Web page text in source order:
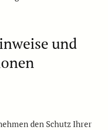
und
den Schutz Ihrer